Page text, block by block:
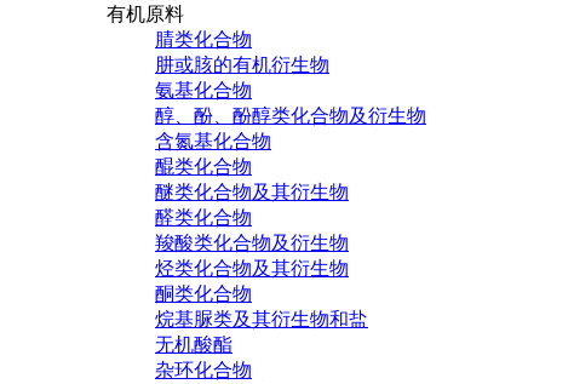
有机原料
腈类化合物
肼或胲的有机衍生物
氨基化合物
醇、酚、酚醇类化合物及衍生物
含氮基化合物
醌类化合物
醚类化合物及其衍生物
醛类化合物
羧酸类化合物及衍生物
烃类化合物及其衍生物
酮类化合物
烷基脲类及其衍生物和盐
无机酸酯
杂环化合物